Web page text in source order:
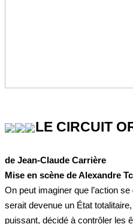
LE CIRCUIT
de Jean-Claude Carrière
Mise en scène de Alexandre
On peut imaginer que l’action
serait devenue un État
puissant, décidé à contrôler les